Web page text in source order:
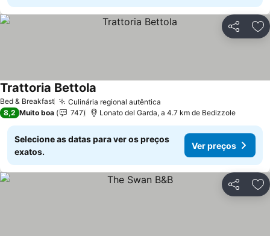
Partilhar
Bed & Breakfast Culinária regional autêntica
Trattoria Bettola
8,2 Muito boa 747 Lonato del Garda, a 4.7 km de Bedizzole
Selecione as datas para ver os preços
exatos.
Ver preços
Partilhar